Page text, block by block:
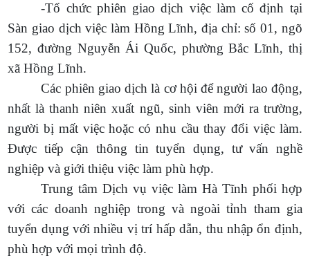
-Tổ chức phiên giao dịch việc làm cố định tại
Sàn giao dịch việc làm Hồng Lĩnh, địa chỉ: số 01, ngõ
152, đường Nguyễn Ái Quốc, phường Bắc Lĩnh, thị
xã Hồng Lĩnh.
Các phiên giao dịch là cơ hội để người lao động,
nhất là thanh niên xuất ngũ, sinh viên mới ra trường,
người bị mất việc hoặc có nhu cầu thay đổi việc làm.
Được tiếp cận thông tin tuyển dụng, tư vấn nghề
nghiệp và giới thiệu việc làm phù hợp.
Trung tâm Dịch vụ việc làm Hà Tĩnh phối hợp
với các doanh nghiệp trong và ngoài tỉnh tham gia
tuyển dụng với nhiều vị trí hấp dẫn, thu nhập ổn định,
phù hợp với mọi trình độ.